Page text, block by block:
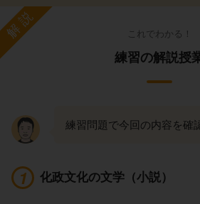
解説 これでわかる！
練習の解説授
練習問題で今回の内容を確
化政文化の文学（小説）